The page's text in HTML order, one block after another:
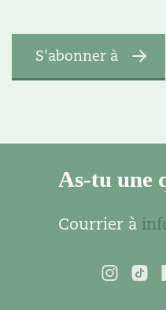
As-tu une
Courrier à